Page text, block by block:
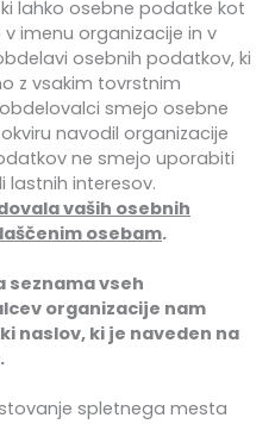
lahko osebne podatke kot
imenu organizacije in v
osebnih podatkov, ki
z vsakim tovrstnim
smejo osebne
navodil organizacije
ne smejo uporabiti
lastnih interesov.
vaših osebnih
osebam.
seznama vseh
organizacije nam
naslov, ki je naveden na
spletnega mesta